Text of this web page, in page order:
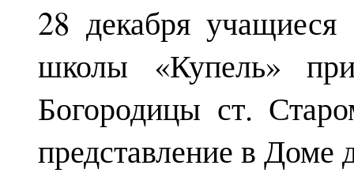
28 декабря
школы «Купель»
Богородицы ст.
представление в Доме